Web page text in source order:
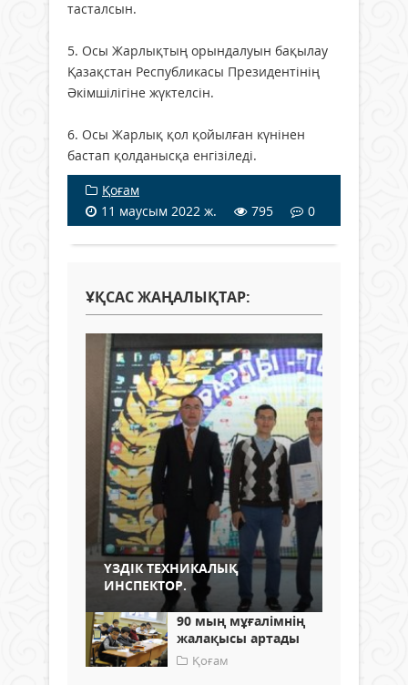
тасталсын.
5. Осы Жарлықтың орындалуын бақылау
Қазақстан Республикасы Президентінің
Әкімшілігіне жүктелсін.
6. Осы Жарлық қол қойылған күнінен
бастап қолданысқа енгізіледі.
Қоғам
11 маусым 2022 ж.
795 0
ҰҚСАС ЖАҢАЛЫҚТАР:
ҮЗДІК ТЕХНИКАЛЫҚ
ИНСПЕКТОР.
90 мың мұғалімнің
жалақысы артады
Қоғам